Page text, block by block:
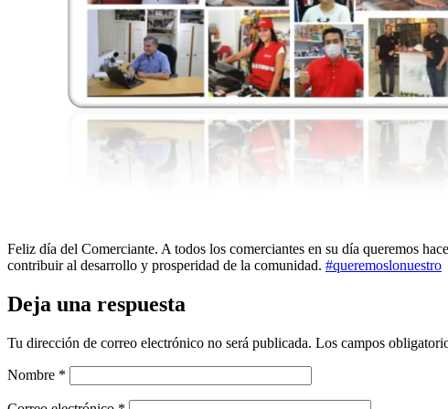
Feliz día del Comerciante. A todos los comerciantes en su día queremos
contribuir al desarrollo y prosperidad de la comunidad. #queremoslonuestro
Deja una respuesta
Tu dirección de correo electrónico no será publicada. Los campos
Nombre *